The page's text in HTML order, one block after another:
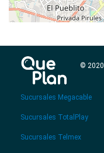
©
Sucursales Megacable
Sucursales TotalPlay
Sucursales Telmex